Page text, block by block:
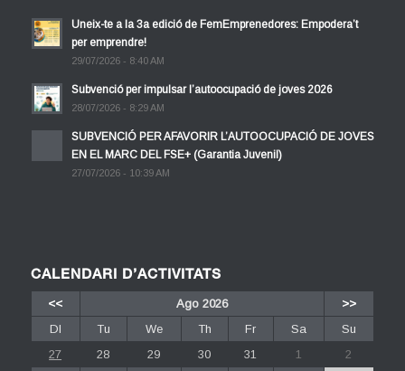
Uneix-te a la 3a edició de FemEmprenedores: Empodera’t
per emprendre!
29/07/2026 - 8:40 AM
Subvenció per impulsar l’autoocupació de joves 2026
28/07/2026 - 8:29 AM
SUBVENCIÓ PER AFAVORIR L’AUTOOCUPACIÓ DE JOVES
EN EL MARC DEL FSE+ (Garantia Juvenil)
27/07/2026 - 10:39 AM
CALENDARI D’ACTIVITATS
<< Ago 2026
>>
Dl
Tu We Th Fr Sa
Su
27
28 29 30 31 1
2